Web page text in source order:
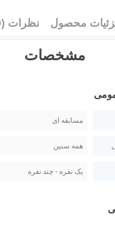
محصول نظرات (0)
مشخصات
مسابقه ای
همه سنین
یک نفره - چند نفره